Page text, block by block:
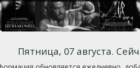
Пятница, 07 августа.